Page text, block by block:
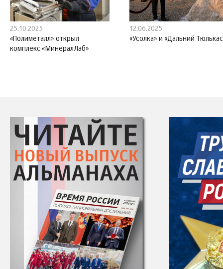
25.10.2025
«Полиметалл» открыл
комплекс «МинералЛаб»
12.06.2025
«Усолка» и «Дальний